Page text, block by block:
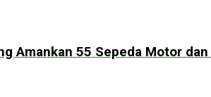
Amankan 55 Sepeda Motor